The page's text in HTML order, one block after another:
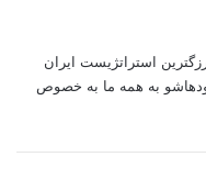
استراتژیست ایران
به همه ما به خصوص